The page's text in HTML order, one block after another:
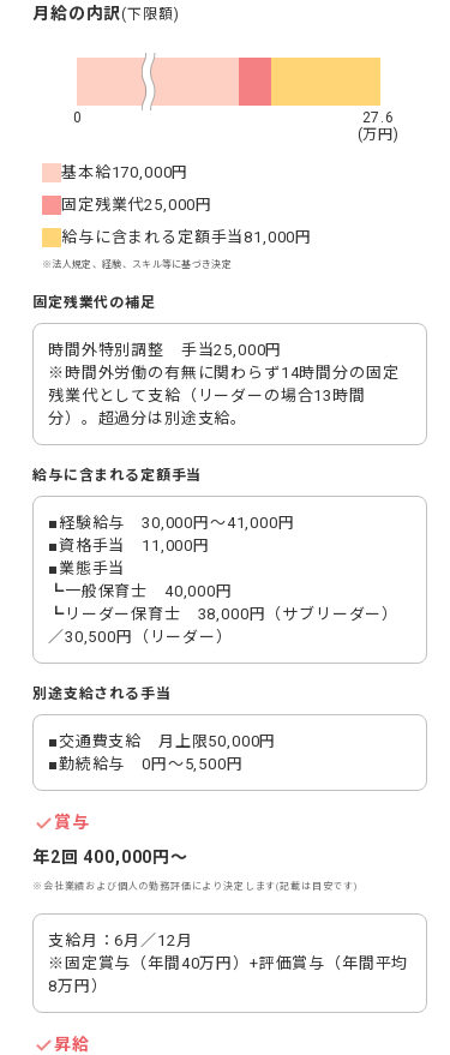
月給の内訳 (下限額)
0
27.6
(万円)
基本給170,000円
固定残業代25,000円
給与に含まれる定額手当81,000円
※法人規定、経験、スキル等に基づき決定
固定残業代の補足
時間外特別調整　手当25,000円
※時間外労働の有無に関わらず14時間分の固定
残業代として支給（リーダーの場合13時間
分）。超過分は別途支給。
給与に含まれる定額手当
■経験給与　30,000円～41,000円
■資格手当　11,000円
■業態手当
┗一般保育士　40,000円
┗リーダー保育士　38,000円（サブリーダー）
／30,500円（リーダー）
別途支給される手当
■交通費支給　月上限50,000円
■勤続給与　0円～5,500円
賞与
年2回 400,000円〜
※会社業績および個人の勤務評価により決定します(記載は目安です)
支給月：6月／12月
※固定賞与（年間40万円）+評価賞与（年間平均
8万円）
昇給